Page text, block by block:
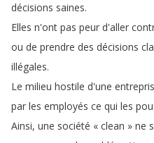
décisions saines.
Elles n'ont pas peur d'aller
ou de prendre des décisions
illégales.
Le milieu hostile d'une
par les employés ce qui les
Ainsi, une société « clean » ne